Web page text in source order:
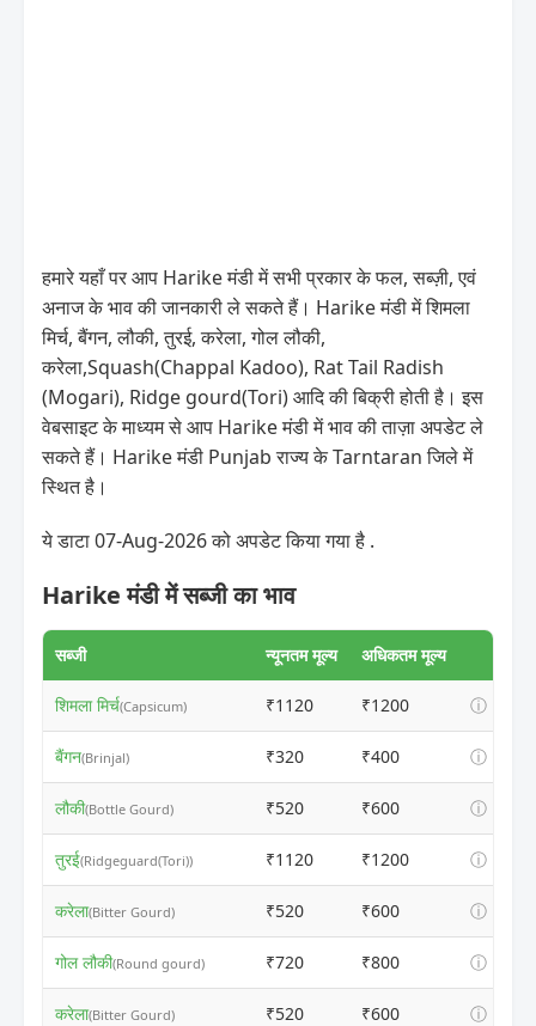
हमारे यहाँ पर आप Harike मंडी में सभी प्रकार के फल, सब्ज़ी, एवं
अनाज के भाव की जानकारी ले सकते हैं। Harike मंडी में शिमला
मिर्च, बैंगन, लौकी, तुरई, करेला, गोल लौकी,
करेला,Squash(Chappal Kadoo), Rat Tail Radish
(Mogari), Ridge gourd(Tori) आदि की बिक्री होती है। इस
वेबसाइट के माध्यम से आप Harike मंडी में भाव की ताज़ा अपडेट ले
सकते हैं। Harike मंडी Punjab राज्य के Tarntaran जिले में
स्थित है।
ये डाटा 07-Aug-2026 को अपडेट किया गया है .
Harike मंडी में सब्जी का भाव
सब्जी न्यूनतम मूल्य अधिकतम मूल्य
शिमला मिर्च(Capsicum) ₹1120 ₹1200 ⓘ
बैंगन(Brinjal) ₹320 ₹400 ⓘ
लौकी(Bottle Gourd) ₹520 ₹600 ⓘ
तुरई(Ridgeguard(Tori)) ₹1120 ₹1200 ⓘ
करेला(Bitter Gourd) ₹520 ₹600 ⓘ
गोल लौकी(Round gourd) ₹720 ₹800 ⓘ
करेला(Bitter Gourd) ₹520 ₹600 ⓘ